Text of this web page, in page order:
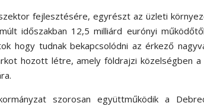
fejlesztésére, egyrészt az üzleti
időszakban 12,5 milliárd eurónyi
hogy tudnak bekapcsolódni az érkező
hozott létre, amely földrajzi közelségben
szorosan együttműködik a